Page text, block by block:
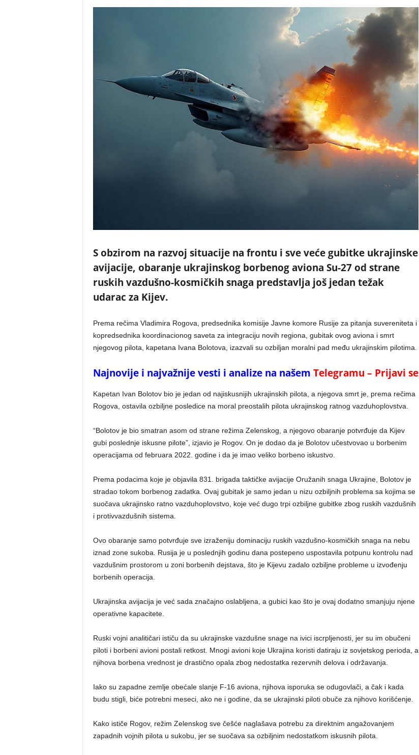
S obzirom na razvoj situacije na frontu i sve veće gubitke ukrajinske
avijacije, obaranje ukrajinskog borbenog aviona Su-27 od strane
ruskih vazdušno-kosmičkih snaga predstavlja još jedan težak
udarac za Kijev.
Prema rečima Vladimira Rogova, predsednika komisije Javne komore Rusije za pitanja suvereniteta i
kopredsednika koordinacionog saveta za integraciju novih regiona, gubitak ovog aviona i smrt
njegovog pilota, kapetana Ivana Bolotova, izazvali su ozbiljan moralni pad među ukrajinskim pilotima.
Najnovije i najvažnije vesti i analize na našem Telegramu – Prijavi se
Kapetan Ivan Bolotov bio je jedan od najiskusnijih ukrajinskih pilota, a njegova smrt je, prema rečima
Rogova, ostavila ozbiljne posledice na moral preostalih pilota ukrajinskog ratnog vazduhoplovstva.
“Bolotov je bio smatran asom od strane režima Zelenskog, a njegovo obaranje potvrđuje da Kijev
gubi poslednje iskusne pilote”, izjavio je Rogov. On je dodao da je Bolotov učestvovao u borbenim
operacijama od februara 2022. godine i da je imao veliko borbeno iskustvo.
Prema podacima koje je objavila 831. brigada taktičke avijacije Oružanih snaga Ukrajine, Bolotov je
stradao tokom borbenog zadatka. Ovaj gubitak je samo jedan u nizu ozbiljnih problema sa kojima se
suočava ukrajinsko ratno vazduhoplovstvo, koje već dugo trpi ozbiljne gubitke zbog ruskih vazdušnih
i protivvazdušnih sistema.
Ovo obaranje samo potvrđuje sve izraženiju dominaciju ruskih vazdušno-kosmičkih snaga na nebu
iznad zone sukoba. Rusija je u poslednjih godinu dana postepeno uspostavila potpunu kontrolu nad
vazdušnim prostorom u zoni borbenih dejstava, što je Kijevu zadalo ozbiljne probleme u izvođenju
borbenih operacija.
Ukrajinska avijacija je već sada značajno oslabljena, a gubici kao što je ovaj dodatno smanjuju njene
operativne kapacitete.
Ruski vojni analitičari ističu da su ukrajinske vazdušne snage na ivici iscrpljenosti, jer su im obučeni
piloti i borbeni avioni postali retkost. Mnogi avioni koje Ukrajina koristi datiraju iz sovjetskog perioda, a
njihova borbena vrednost je drastično opala zbog nedostatka rezervnih delova i održavanja.
Iako su zapadne zemlje obećale slanje F-16 aviona, njihova isporuka se odugovlači, a čak i kada
budu stigli, biće potrebni meseci, ako ne i godine, da se ukrajinski piloti obuče za njihovo korišćenje.
Kako ističe Rogov, režim Zelenskog sve češće naglašava potrebu za direktnim angažovanjem
zapadnih vojnih pilota u sukobu, jer se suočava sa ozbiljnim nedostatkom iskusnih pilota.